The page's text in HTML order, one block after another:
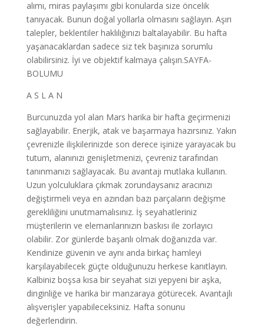
alımı, miras paylaşımı gibi konularda size öncelik
tanıyacak. Bunun doğal yollarla olmasını sağlayın. Aşırı
talepler, beklentiler haklılığınızı baltalayabilir. Bu hafta
yaşanacaklardan sadece siz tek başınıza sorumlu
olabilirsiniz. İyi ve objektif kalmaya çalışın.SAYFA-
BOLUMU
A S L A N
Burcunuzda yol alan Mars harika bir hafta geçirmenizi
sağlayabilir. Enerjik, atak ve başarmaya hazırsınız. Yakın
çevrenizle ilişkilerinizde son derece işinize yarayacak bu
tutum, alanınızı genişletmenizi, çevreniz tarafından
tanınmanızı sağlayacak. Bu avantajı mutlaka kullanın.
Uzun yolculuklara çıkmak zorundaysanız aracınızı
değiştirmeli veya en azından bazı parçaların değişme
gerekliliğini unutmamalısınız. İş seyahatleriniz
müşterilerin ve elemanlarınızın baskısı ile zorlayıcı
olabilir. Zor günlerde başarılı olmak doğanızda var.
Kendinize güvenin ve aynı anda birkaç hamleyi
karşılayabilecek güçte olduğunuzu herkese kanıtlayın.
Kalbiniz boşsa kısa bir seyahat sizi yepyeni bir aşka,
dinginliğe ve harika bir manzaraya götürecek. Avantajlı
alışverişler yapabileceksiniz. Hafta sonunu
değerlendirin.